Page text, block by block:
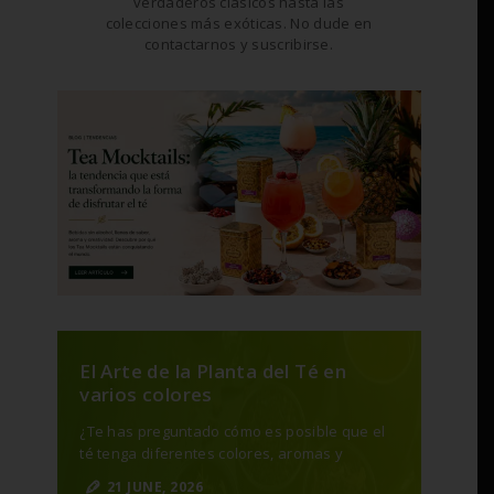
colecciones más exóticas. No dude en
contactarnos y suscribirse.
El Arte de la Planta del Té en
varios colores
¿Te has preguntado cómo es posible que el
té tenga diferentes colores, aromas y
sabores? El Té en hoja proviene de una
21 JUNE, 2026